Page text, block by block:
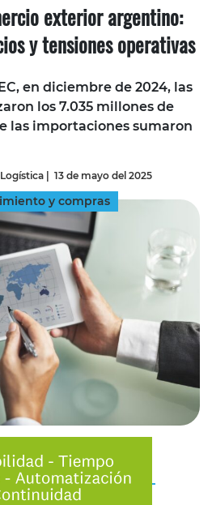
exterior argentino:
y tensiones operativas
en diciembre de 2024, las
los 7.035 millones de
las importaciones sumaron
| 13 de mayo del 2025
y compras